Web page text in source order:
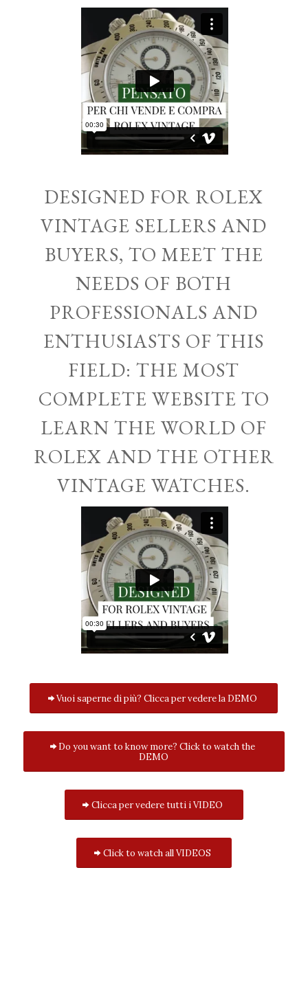
DESIGNED FOR ROLEX
VINTAGE SELLERS AND
BUYERS, TO MEET THE
NEEDS OF BOTH
PROFESSIONALS AND
ENTHUSIASTS OF THIS
FIELD: THE MOST
COMPLETE WEBSITE TO
LEARN THE WORLD OF
ROLEX AND THE OTHER
VINTAGE WATCHES.
Vuoi saperne di più? Clicca per vedere la DEMO
Do you want to know more? Click to watch the
DEMO
Clicca per vedere tutti i VIDEO
Click to watch all VIDEOS